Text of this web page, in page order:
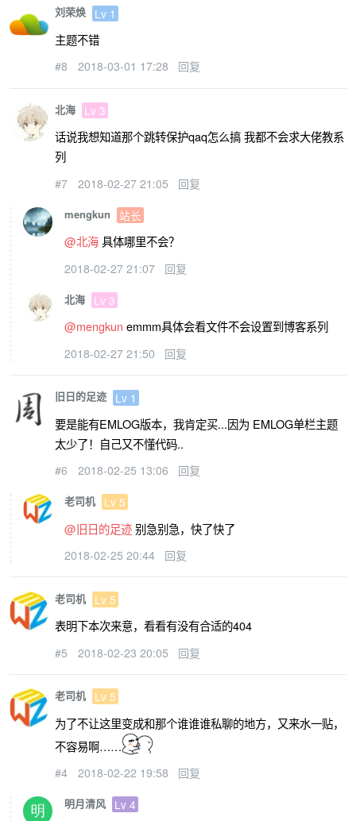
刘荣焕 Lv 1
主题不错
#8 2018-03-01 17:28 回复
北海 Lv 3
话说我想知道那个跳转保护qaq怎么搞 我都不会求大佬教系
列
#7 2018-02-27 21:05 回复
mengkun 站长
@北海 具体哪里不会？
2018-02-27 21:07 回复
北海 Lv 3
@mengkun emmm具体会看文件不会设置到博客系列
2018-02-27 21:50 回复
旧日的足迹 Lv 1
要是能有EMLOG版本，我肯定买...因为 EMLOG单栏主题
太少了！自己又不懂代码..
#6 2018-02-25 13:06 回复
老司机 Lv 5
@旧日的足迹 别急别急，快了快了
2018-02-25 20:44 回复
老司机 Lv 5
表明下本次来意，看看有没有合适的404
#5 2018-02-23 20:05 回复
老司机 Lv 5
为了不让这里变成和那个谁谁谁私聊的地方，又来水一贴，
不容易啊……
#4 2018-02-22 19:58 回复
明月清风 Lv 4